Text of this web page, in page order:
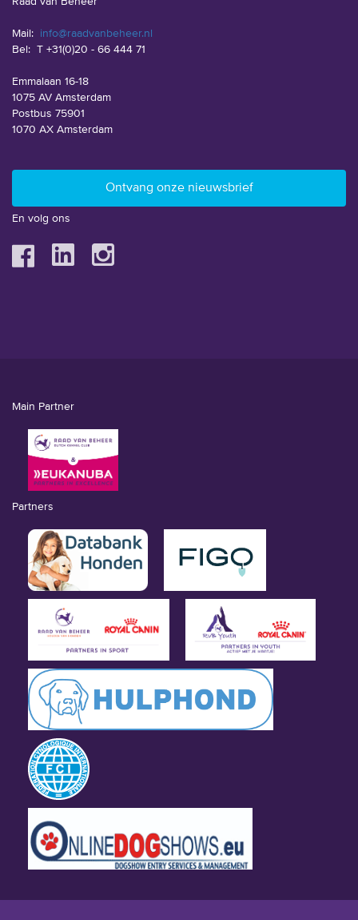
Mail: info@raadvanbeheer.nl
Bel: T +31(0)20 - 66 444 71
Emmalaan 16-18
1075 AV Amsterdam
Postbus 75901
1070 AX Amsterdam
En volg ons
Main Partner
Partners